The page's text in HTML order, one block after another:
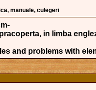
manuale, culegeri
in limba
and problems with